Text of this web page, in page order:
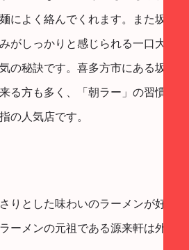
によく絡んでくれます。また坂内
がしっかりと感じられる一口大の
の秘訣です。喜多方市にある坂内
る方も多く、「朝ラー」の習慣が
の人気店です。
りとした味わいのラーメンが好き
ーメンの元祖である源来軒は外せ